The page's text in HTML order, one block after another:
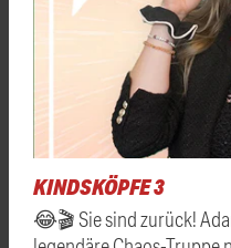
KINDSKÖPFE 3
😂🎬 Sie sind zurück!